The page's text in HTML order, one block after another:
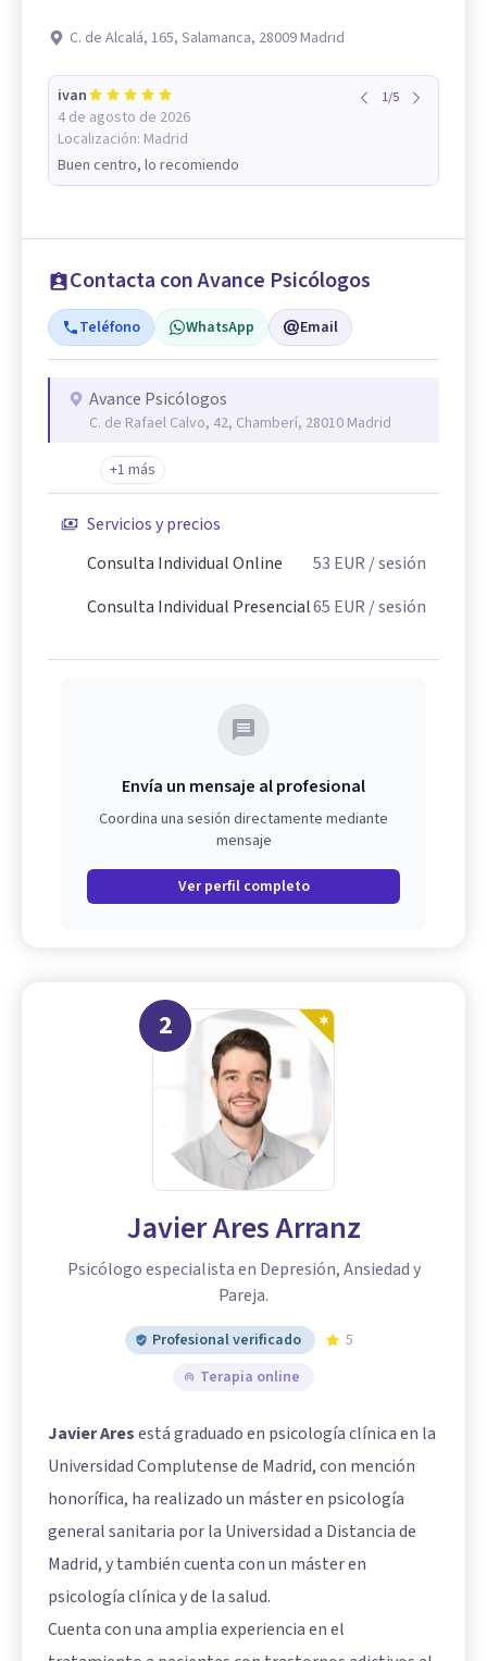
C. de Alcalá, 165, Salamanca, 28009 Madrid
ivan
4 de agosto de 2026
Localización: Madrid
1/5
Buen centro, lo recomiendo
Contacta con Avance Psicólogos
Teléfono WhatsApp Email
Avance Psicólogos
C. de Rafael Calvo, 42, Chamberí, 28010 Madrid
+1 más
Servicios y precios
Consulta Individual Online
53 EUR / sesión
Consulta Individual Presencial65 EUR / sesión
Envía un mensaje al profesional
Coordina una sesión directamente mediante
mensaje
Ver perfil completo
2
Javier Ares Arranz
Psicólogo especialista en Depresión, Ansiedad y
Pareja.
Profesional verificado
5
Terapia online
Javier Aresestá graduado en psicología clínica en la
Universidad Complutense de Madrid, con mención
honorífica, ha realizado un máster en psicología
general sanitaria por la Universidad a Distancia de
Madrid, y también cuenta con un máster en
psicología clínica y de la salud.
Cuenta con una amplia experiencia en el